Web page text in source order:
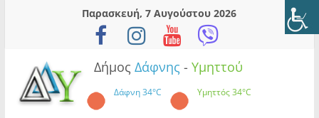
Παρασκευή, 7 Αυγούστου 2026
Δήμος Δάφνης - Υμηττού
Δάφνη34°C Υμηττός34°C